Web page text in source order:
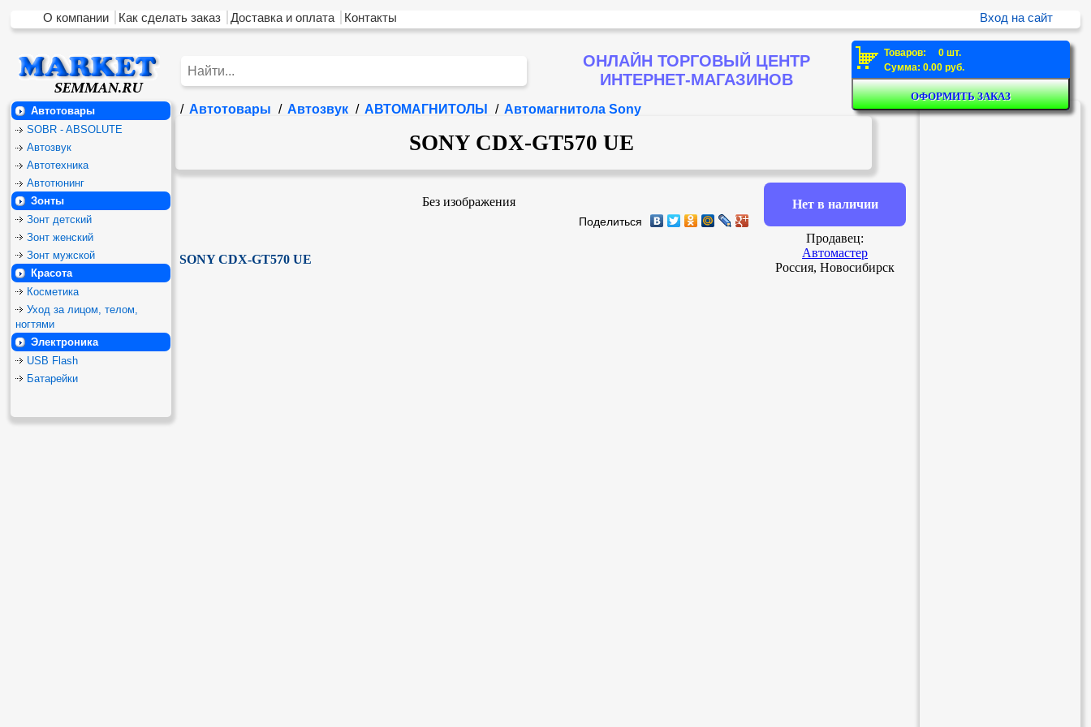
О компании Как сделать заказ Доставка и оплата Контакты Вход на сайт
ОНЛАЙН ТОРГОВЫЙ ЦЕНТР
ИНТЕРНЕТ-МАГАЗИНОВ
Товаров: 0 шт.
Сумма: 0.00 руб.
Автотовары
SOBR - ABSOLUTE
Автозвук
Автотехника
Автотюнинг
Зонты
Зонт детский
Зонт женский
Зонт мужской
Красота
Косметика
Уход за лицом, телом,
ногтями
Электроника
USB Flash
Батарейки
/ Автотовары / Автозвук / АВТОМАГНИТОЛЫ / Автомагнитола Sony
SONY CDX-GT570 UE
Без изображения
Поделиться
SONY CDX-GT570 UE
Нет в наличии
Продавец:
Автомастер
Россия, Новосибирск